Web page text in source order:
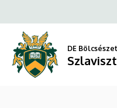
orosz
irodalom
története
a
tartalomra
DE